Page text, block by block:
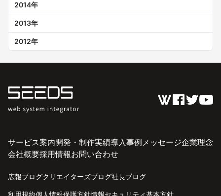
2014年
2013年
2012年
サービス案内開発・制作実績導入事例メッセージ企業理念
会社概要採用情報お問い合わせ
広報ブログクリエイターズブログ社長ブログ
利用規約個人情報保護方針情報セキュリティ基本方針